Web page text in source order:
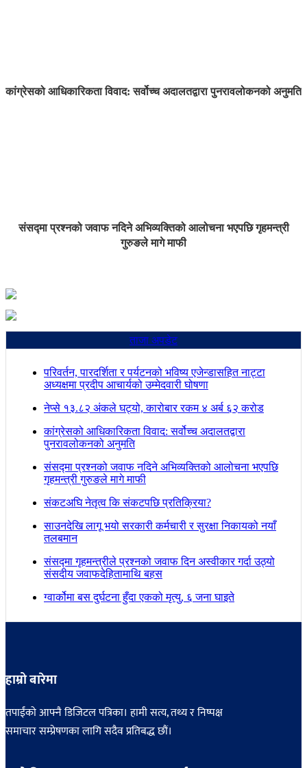
कांग्रेसको आधिकारिकता विवाद: सर्वोच्च अदालतद्वारा पुनरावलोकनको अनुमति
संसद्मा प्रश्नको जवाफ नदिने अभिव्यक्तिको आलोचना भएपछि गृहमन्त्री
गुरुङले मागे माफी
ताजा अपडेट
परिवर्तन, पारदर्शिता र पर्यटनको भविष्य एजेन्डासहित नाट्टा
अध्यक्षमा प्रदीप आचार्यको उम्मेदवारी घोषणा
नेप्से १३.८२ अंकले घट्यो, कारोबार रकम ४ अर्ब ६२ करोड
कांग्रेसको आधिकारिकता विवाद: सर्वोच्च अदालतद्वारा
पुनरावलोकनको अनुमति
संसद्मा प्रश्नको जवाफ नदिने अभिव्यक्तिको आलोचना भएपछि
गृहमन्त्री गुरुङले मागे माफी
संकटअघि नेतृत्व कि संकटपछि प्रतिक्रिया?
साउनदेखि लागू भयो सरकारी कर्मचारी र सुरक्षा निकायको नयाँ
तलबमान
संसद्मा गृहमन्त्रीले प्रश्नको जवाफ दिन अस्वीकार गर्दा उठ्यो
संसदीय जवाफदेहितामाथि बहस
ग्वार्कोमा बस दुर्घटना हुँदा एकको मृत्यु, ६ जना घाइते
हाम्रो बारेमा
तपाईंको आफ्नै डिजिटल पत्रिका। हामी सत्य, तथ्य र निष्पक्ष
समाचार सम्प्रेषणका लागि सदैव प्रतिबद्ध छौं।